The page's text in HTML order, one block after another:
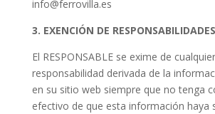
info@ferrovilla.es
3. EXENCIÓN DE RESPONSABILIDADES
El RESPONSABLE se exime de
responsabilidad derivada de la
en su sitio web siempre que no tenga
efectivo de que esta información haya